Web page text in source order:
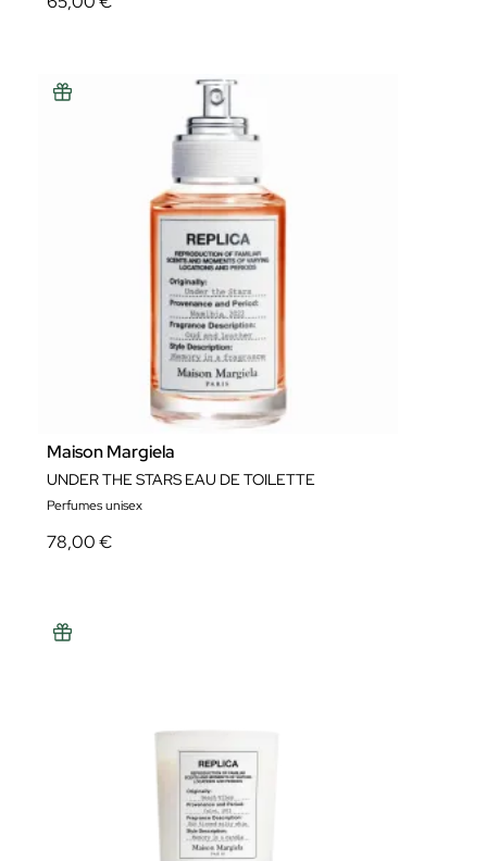
Maison Margiela
UNDER THE STARS EAU DE TOILETTE
Perfumes unisex
78,00 €